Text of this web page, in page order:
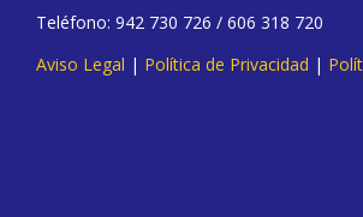
Teléfono: 942 730 726 / 606 318 720
Aviso Legal | Política de Privacidad |